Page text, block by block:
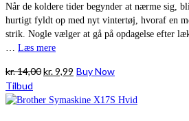
Når de koldere tider begynder at nærme sig,
hurtigt fyldt op med nyt vintertøj, hvoraf en
strik. Nogle vælger at gå på opdagelse efter
Læs mere
kr.14,00Den
pris
kr.9,99 Den
pris
Buy Now
Tilbud